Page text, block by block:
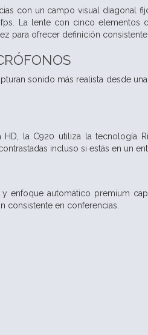
con un campo visual diagonal
La lente con cinco elementos
para ofrecer definición
sonido más realista desde
la C920 utiliza la tecnología
incluso si estás en un
enfoque automático premium
consistente en conferencias.